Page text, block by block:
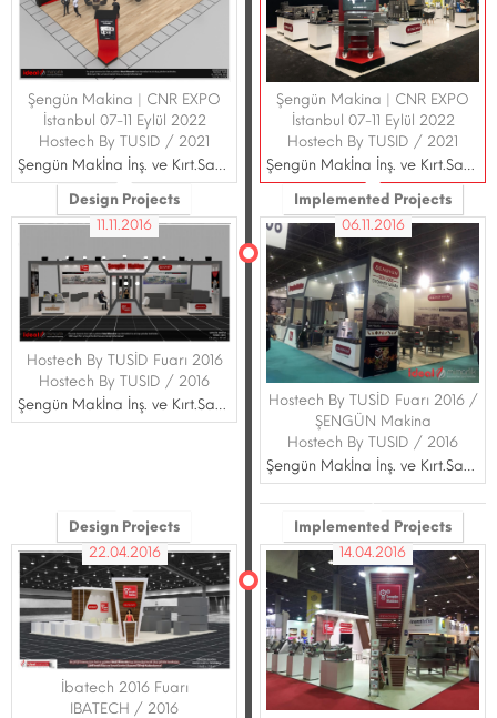
Şengün Makina | CNR EXPO
İstanbul 07-11 Eylül 2022
Hostech By TUSID / 2021
Şengün Makİna İnş. ve Kırt.San.Tİc.Ltd.Ştİ.
Şengün Makina | CNR EXPO
İstanbul 07-11 Eylül 2022
Hostech By TUSID / 2021
Şengün Makİna İnş. ve Kırt.San.Tİc.Ltd.Ştİ.
Design Projects
11.11.2016
Hostech By TUSİD Fuarı 2016
Hostech By TUSID / 2016
Implemented Projects
06.11.2016
Hostech By TUSİD Fuarı 2016 /
ŞENGÜN Makina
Hostech By TUSID / 2016
Şengün Makİna İnş. ve Kırt.San.Tİc.Ltd.Ştİ.
Design Projects
22.04.2016
İbatech 2016 Fuarı
IBATECH / 2016
Implemented Projects
14.04.2016